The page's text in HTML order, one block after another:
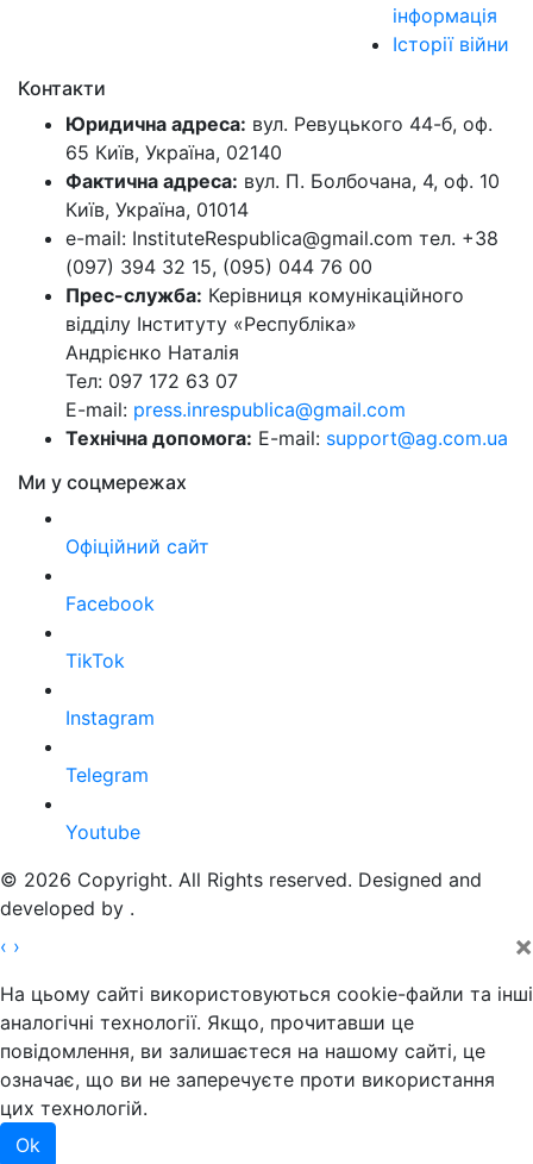
інформація
Історії війни
Контакти
Юридична адреса: вул. Ревуцького 44-б, оф.
65 Київ, Україна, 02140
Фактична адреса: вул. П. Болбочана, 4, оф. 10
Київ, Україна, 01014
e-mail: InstituteRespublica@gmail.com тел. +38
(097) 394 32 15, (095) 044 76 00
Прес-служба: Керівниця комунікаційного
відділу Інституту «Республіка»
Андрієнко Наталія
Тел: 097 172 63 07
E-mail: press.inrespublica@gmail.com
Технічна допомога: E-mail: support@ag.com.ua
Ми у соцмережах
Офіційний сайт
Facebook
TikTok
Instagram
Telegram
Youtube
© 2026 Copyright. All Rights reserved. Designed and
developed by .
‹ › ×
На цьому сайті використовуються cookie-файли та інші
аналогічні технології. Якщо, прочитавши це
повідомлення, ви залишаєтеся на нашому сайті, це
означає, що ви не заперечуєте проти використання
цих технологій.
Ok